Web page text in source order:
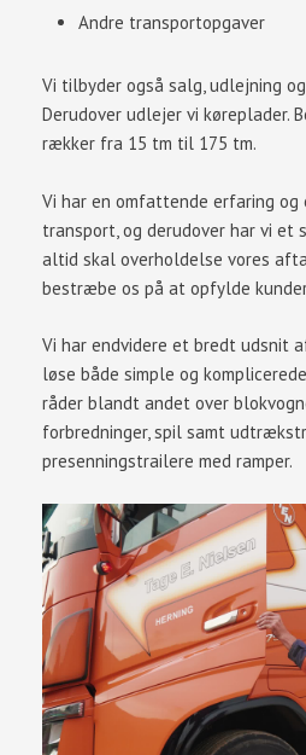
Andre transportopgaver​
Vi tilbyder også salg, udlejning
Derudover udlejer vi køreplader.
rækker fra 15 tm til 175 tm.​​
Vi har en omfattende erfaring og
transport, og derudover har vi et
altid skal overholdelse vores
bestræbe os på at opfylde
Vi har endvidere et bredt udsnit
løse både simple og
råder blandt andet over
forbredninger, spil samt
presenningstrailere med ramper.